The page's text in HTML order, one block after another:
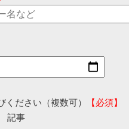
ください（複数可）
【必須】
記事